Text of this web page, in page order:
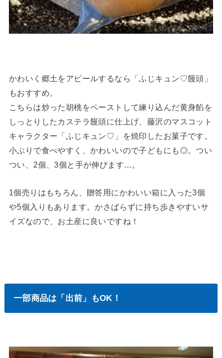
かわいく郷土をアピールするなら「ふじキュン♡饅頭」
もおすすめ。
こちらは炒った胡桃をペーストして練り込んだ黄身餡を
しっとりしたカステラ饅頭に仕上げ、藤沢のマスコット
キャラクター「ふじキュン♡」を焼印したお菓子です。
小ぶりで食べやすく、かわいいので子どもにも◎。つい
つい、2個、3個と手が伸びます…。
1個売りはもちろん、贈答用にかわいい箱に入った3個
や5個入りもあります。かさばらずに持ち歩きやすいサ
イズなので、お土産に良いですね！
一部商品は「出前」もOK！